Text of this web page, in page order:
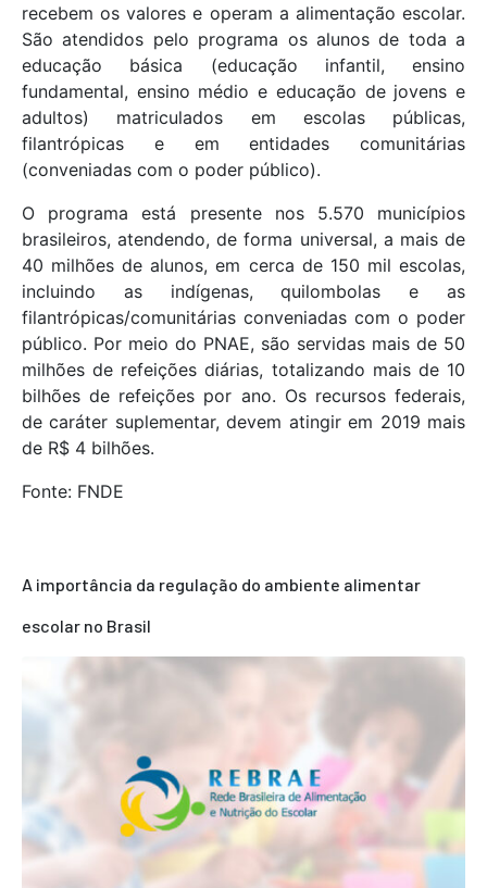
recebem os valores e operam a alimentação escolar.
São atendidos pelo programa os alunos de toda a
educação básica (educação infantil, ensino
fundamental, ensino médio e educação de jovens e
adultos) matriculados em escolas públicas,
filantrópicas e em entidades comunitárias
(conveniadas com o poder público).
O programa está presente nos 5.570 municípios
brasileiros, atendendo, de forma universal, a mais de
40 milhões de alunos, em cerca de 150 mil escolas,
incluindo as indígenas, quilombolas e as
filantrópicas/comunitárias conveniadas com o poder
público. Por meio do PNAE, são servidas mais de 50
milhões de refeições diárias, totalizando mais de 10
bilhões de refeições por ano. Os recursos federais,
de caráter suplementar, devem atingir em 2019 mais
de R$ 4 bilhões.
Fonte: FNDE
A importância da regulação do ambiente alimentar
escolar no Brasil